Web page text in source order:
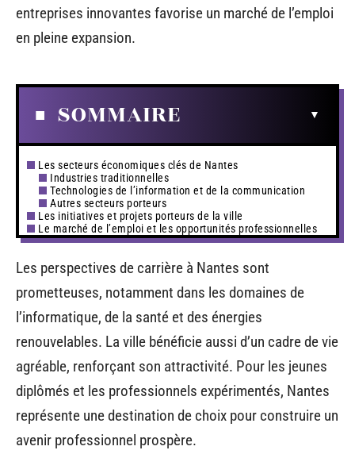
entreprises innovantes favorise un marché de l’emploi
en pleine expansion.
SOMMAIRE
Les secteurs économiques clés de Nantes
Industries traditionnelles
Technologies de l’information et de la communication
Autres secteurs porteurs
Les initiatives et projets porteurs de la ville
Le marché de l’emploi et les opportunités professionnelles
Les perspectives de carrière à Nantes sont
prometteuses, notamment dans les domaines de
l’informatique, de la santé et des énergies
renouvelables. La ville bénéficie aussi d’un cadre de vie
agréable, renforçant son attractivité. Pour les jeunes
diplômés et les professionnels expérimentés, Nantes
représente une destination de choix pour construire un
avenir professionnel prospère.